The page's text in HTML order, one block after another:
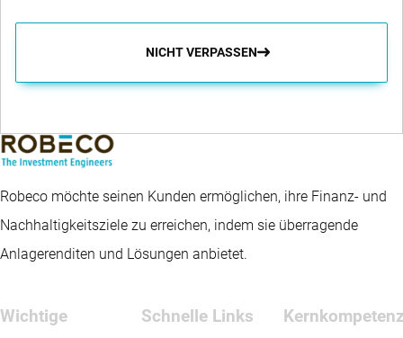
NICHT VERPASSEN
Robeco möchte seinen Kunden ermöglichen, ihre Finanz- und
Nachhaltigkeitsziele zu erreichen, indem sie überragende
Anlagerenditen und Lösungen anbietet.
Wichtige
Schnelle Links